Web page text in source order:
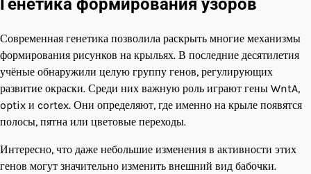
Генетика формирования узоров
Современная генетика позволила раскрыть многие механизмы
формирования рисунков на крыльях. В последние десятилетия
учёные обнаружили целую группу генов, регулирующих
развитие окраски. Среди них важную роль играют гены WntA,
optix и cortex. Они определяют, где именно на крыле появятся
полосы, пятна или цветовые переходы.
Интересно, что даже небольшие изменения в активности этих
генов могут значительно изменить внешний вид бабочки.